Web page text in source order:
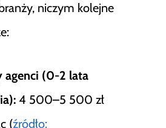
niczym kolejne
agenci (0-2 lata
4 500–5 500 zł
(źródło: